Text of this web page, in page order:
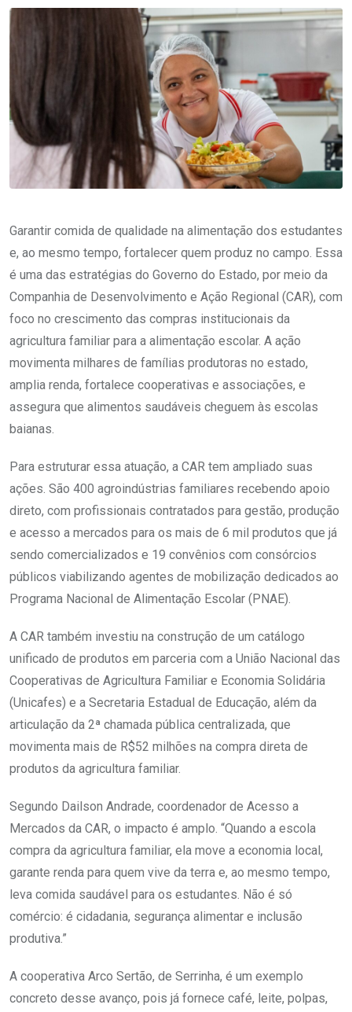
Garantir comida de qualidade na alimentação dos estudantes
e, ao mesmo tempo, fortalecer quem produz no campo. Essa
é uma das estratégias do Governo do Estado, por meio da
Companhia de Desenvolvimento e Ação Regional (CAR), com
foco no crescimento das compras institucionais da
agricultura familiar para a alimentação escolar. A ação
movimenta milhares de famílias produtoras no estado,
amplia renda, fortalece cooperativas e associações, e
assegura que alimentos saudáveis cheguem às escolas
baianas.
Para estruturar essa atuação, a CAR tem ampliado suas
ações. São 400 agroindústrias familiares recebendo apoio
direto, com profissionais contratados para gestão, produção
e acesso a mercados para os mais de 6 mil produtos que já
sendo comercializados e 19 convênios com consórcios
públicos viabilizando agentes de mobilização dedicados ao
Programa Nacional de Alimentação Escolar (PNAE).
A CAR também investiu na construção de um catálogo
unificado de produtos em parceria com a União Nacional das
Cooperativas de Agricultura Familiar e Economia Solidária
(Unicafes) e a Secretaria Estadual de Educação, além da
articulação da 2ª chamada pública centralizada, que
movimenta mais de R$52 milhões na compra direta de
produtos da agricultura familiar.
Segundo Dailson Andrade, coordenador de Acesso a
Mercados da CAR, o impacto é amplo. “Quando a escola
compra da agricultura familiar, ela move a economia local,
garante renda para quem vive da terra e, ao mesmo tempo,
leva comida saudável para os estudantes. Não é só
comércio: é cidadania, segurança alimentar e inclusão
produtiva.”
A cooperativa Arco Sertão, de Serrinha, é um exemplo
concreto desse avanço, pois já fornece café, leite, polpas,